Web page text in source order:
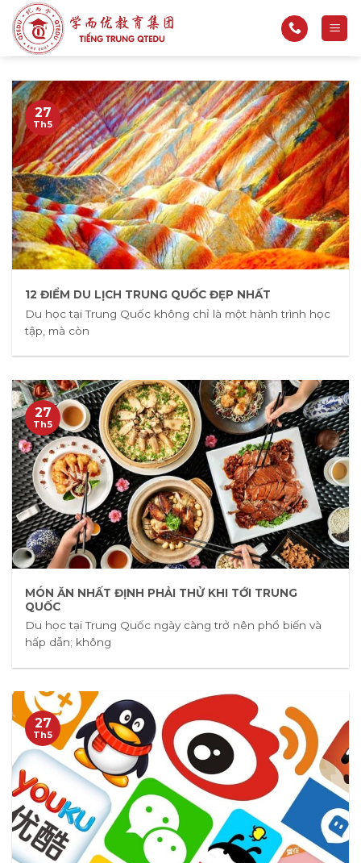
qua
nội
12 ĐIỂM DU LỊCH TRUNG QUỐC ĐẸP NHẤT
Du học tại Trung Quốc không chỉ là một hành trình học
tập, mà còn
27
Th5
MÓN ĂN NHẤT ĐỊNH PHẢI THỬ KHI TỚI TRUNG
QUỐC
Du học tại Trung Quốc ngày càng trở nên phổ biến và
hấp dẫn; không
27
Th5
27
Th5